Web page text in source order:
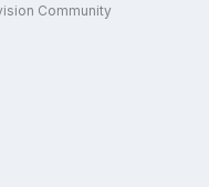
Community